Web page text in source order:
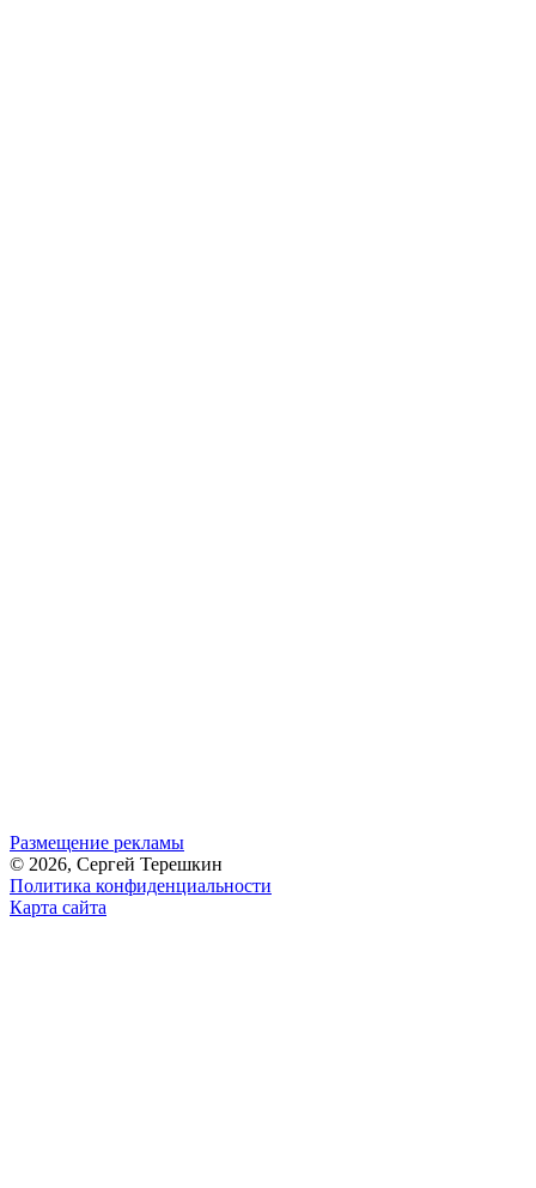
Размещение рекламы
© 2026, Сергей Терешкин
Политика конфиденциальности
Карта сайта